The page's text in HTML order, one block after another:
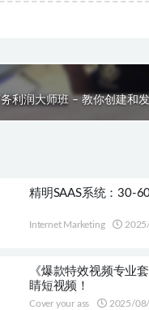
利润大师班 – 教你创建和
精明SAAS系统：30-
Internet Marketing
《爆款特效视频专业
睛短视频！
Cover your ass 2025/